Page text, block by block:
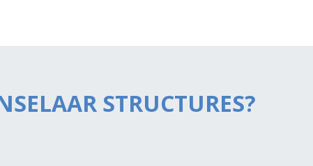
STRUCTURES?